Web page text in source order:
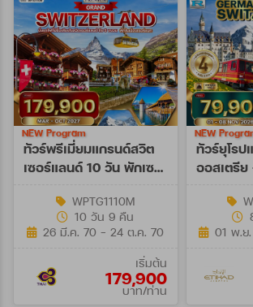
ทัวร์พรีเมี่ยมแกรนด์สวิต
เซอร์แลนด์ 10 วัน พักเซ
NEW Program
WPTG1110M
10 วัน 9 คืน
26 มี.ค. 70 - 24 ต.ค. 70
เริ่มต้น
179,900
บาท/ท่าน
ทัวร์ยุโรป
ออสเตรี
NOV 26
NEW
01 พ.ย